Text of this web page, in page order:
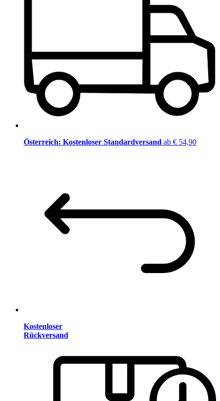
Österreich: Kostenloser Standardversand ab € 54,90
Kostenloser
Rückversand